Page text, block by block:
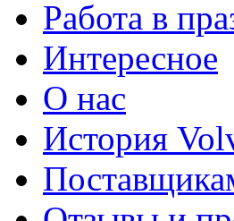
Работа в
Интересное
О нас
История